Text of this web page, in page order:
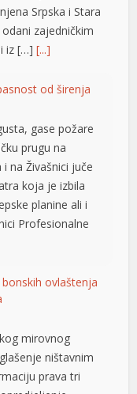
od širenja
gase požare
na Živašnici juče
koja je izbila
planine ali i
Profesionalne
ovlaštenja
ništavnim
prava tri
sa prestižnog
pod naslovom
ističe se da vid